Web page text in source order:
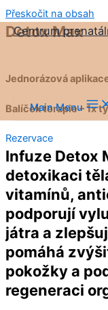
Přeskočit na obsah
Centrum
Main Menu
Detox Max
Jednorázová
Balíček terapie – 1x
Rezervace
Infuze Detox
detoxikaci
vitamínů,
podporují
játra a
pomáhá
pokožky a
regeneraci